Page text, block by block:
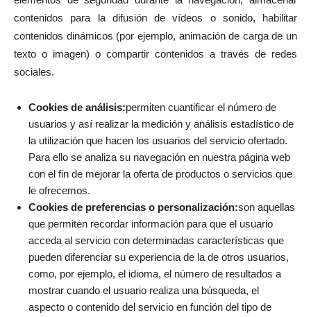
contenidos para la difusión de vídeos o sonido, habilitar
contenidos dinámicos (por ejemplo, animación de carga de un
texto o imagen) o compartir contenidos a través de redes
sociales.
Cookies de análisis:permiten cuantificar el número de
usuarios y así realizar la medición y análisis estadístico de
la utilización que hacen los usuarios del servicio ofertado.
Para ello se analiza su navegación en nuestra página web
con el fin de mejorar la oferta de productos o servicios que
le ofrecemos.
Cookies de preferencias o personalización:son aquellas
que permiten recordar información para que el usuario
acceda al servicio con determinadas características que
pueden diferenciar su experiencia de la de otros usuarios,
como, por ejemplo, el idioma, el número de resultados a
mostrar cuando el usuario realiza una búsqueda, el
aspecto o contenido del servicio en función del tipo de